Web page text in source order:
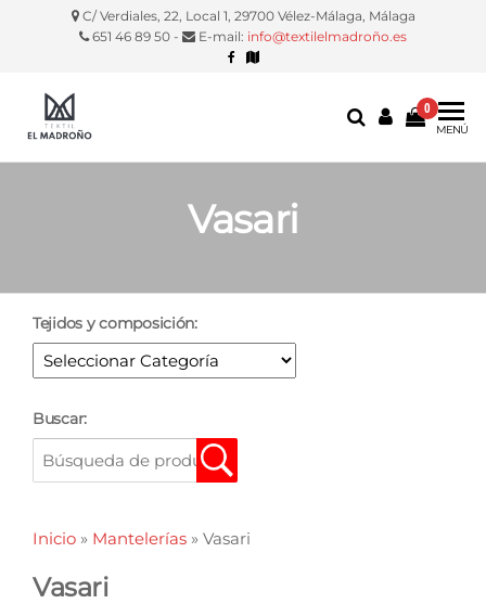
C/ Verdiales, 22, Local 1, 29700 Vélez-Málaga, Málaga
651 46 89 50 -
E-mail: info@textilelmadroño.es
Madroño
0
MENÚ
Vasari
Tejidos y composición:
Buscar:
Inicio » Mantelerías » Vasari
Vasari